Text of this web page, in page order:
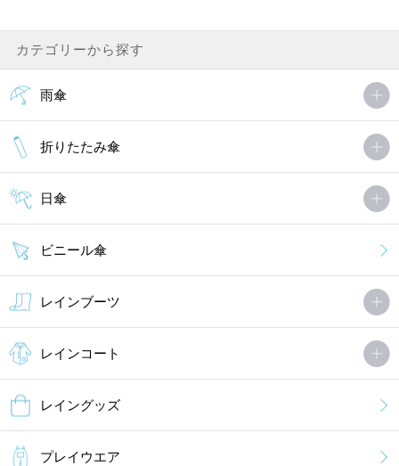
カテゴリーから探す
雨傘
折りたたみ傘
日傘
ビニール傘
レインブーツ
レインコート
レイングッズ
プレイウエア